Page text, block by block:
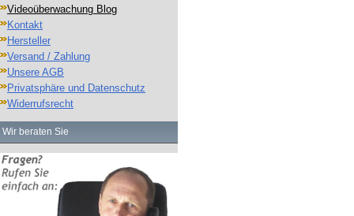
Videoüberwachung Blog
Kontakt
Hersteller
Versand / Zahlung
Unsere AGB
Privatsphäre und Datenschutz
Widerrufsrecht
Wir beraten Sie